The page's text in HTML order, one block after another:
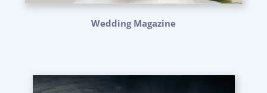
Wedding Magazine